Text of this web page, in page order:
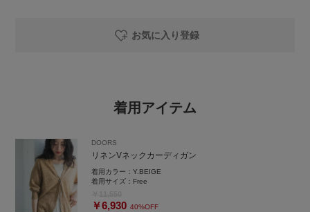
URBAN RESEARCH Sonny Label 錦糸町パルコ店
営業時間：10:30〜21:00
ーーーーーーーーーーーーーーーーーー
商品についてのお問い合わせやコーディネートのご相談など、お気軽にLIN
Eでご連絡ください。
お気に入り登録
着用アイテム
DOORS
リネンVネックカーディガン
着用カラー：Y.BEIGE
着用サイズ： Free
￥6,930 40%OFF